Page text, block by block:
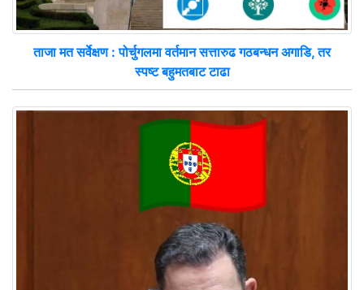
ताजा मत सर्वेक्षण : पोर्चुगलमा वर्तमान सत्तारुढ गठबन्धन अगाडि, तर
स्पष्ट बहुमतबाट टाढा